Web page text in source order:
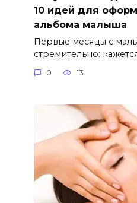
10 идей для
альбома малыша
Первые месяцы с
стремительно:
0 13